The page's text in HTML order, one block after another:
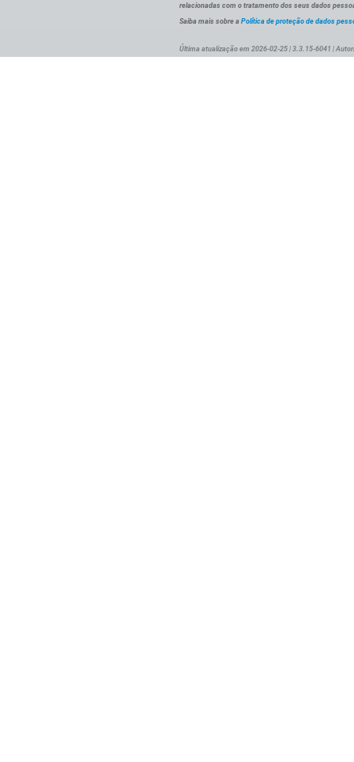
relacionadas com o tratamento dos seus dados
Saiba mais sobre a Política de proteção de dados
Última atualização em 2026-02-25 | 3.3.15-6041 |